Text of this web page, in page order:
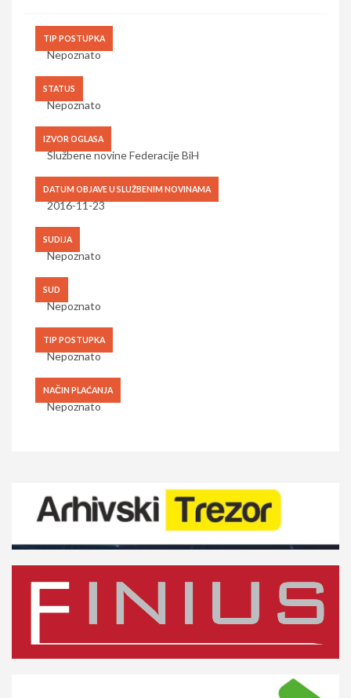
TIP POSTUPKA
Nepoznato
STATUS
Nepoznato
IZVOR OGLASA
Službene novine Federacije BiH
DATUM OBJAVE U SLUŽBENIM NOVINAMA
2016-11-23
SUDIJA
Nepoznato
SUD
Nepoznato
TIP POSTUPKA
Nepoznato
NAČIN PLAĆANJA
Nepoznato